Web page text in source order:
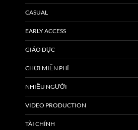
CASUAL
EARLY ACCESS
GIÁO DỤC
CHƠI MIỄN PHÍ
NHIỀU NGƯỜI
VIDEO PRODUCTION
TÀI CHÍNH